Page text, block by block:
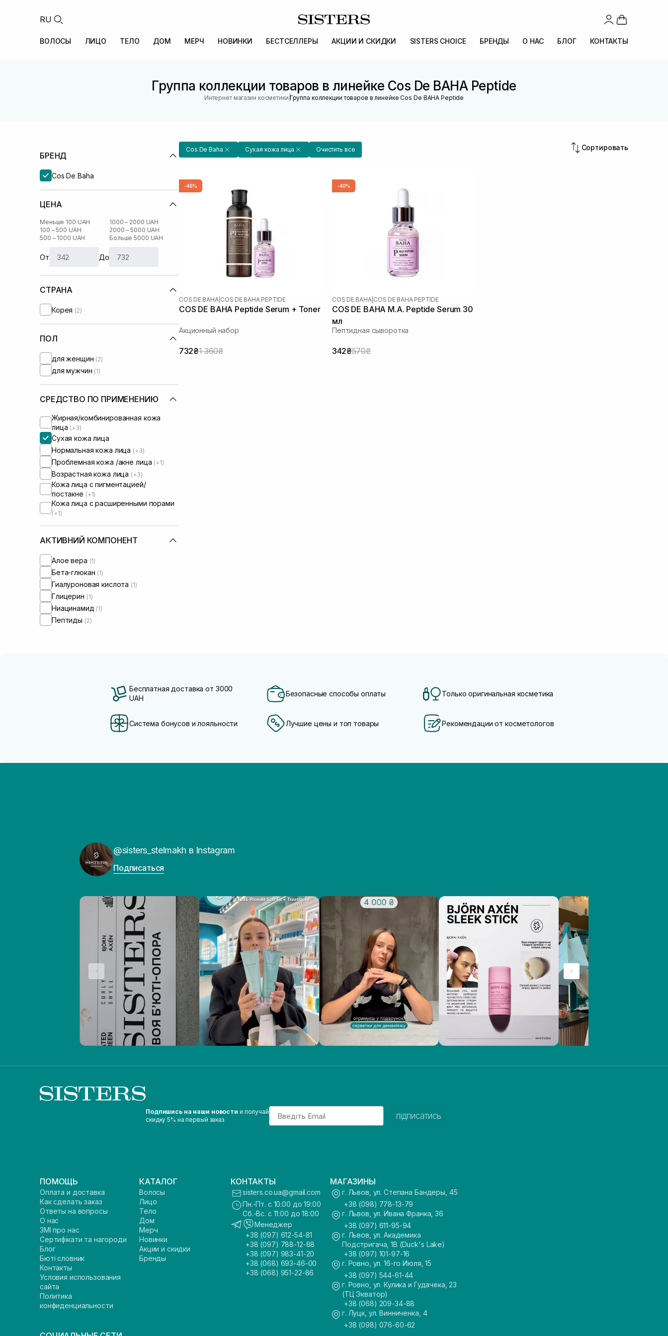
RU
ВОЛОСЫ ЛИЦО ТЕЛО ДОМ МЕРЧ НОВИНКИ БЕСТСЕЛЛЕРЫ АКЦИИ И СКИДКИ SISTERS CHOICE БРЕНДЫ О НАС БЛОГ КОНТАКТЫ
Группа коллекции товаров в линейке Cos De BAHA Peptide
Интернет магазин косметики |Группа коллекции товаров в линейке Cos De BAHA Peptide
БРЕНД
Cos De Baha
ЦЕНА
Меньше 100 UAH
100 – 500 UAH
500 – 1000 UAH
1000 – 2000 UAH
2000 – 5000 UAH
Больше 5000 UAH
От До
СТРАНА
Корея (2)
ПОЛ
для женщин (2)
для мужчин (1)
СРЕДСТВО ПО ПРИМЕНЕНИЮ
Жирная/комбинированная кожа
лица (+3)
Сухая кожа лица
Нормальная кожа лица (+3)
Проблемная кожа /акне лица (+1)
Возрастная кожа лица (+3)
Кожа лица с пигментацией/
постакне (+1)
Кожа лица с расширенными порами
(+1)
АКТИВНИЙ КОМПОНЕНТ
Алое вера (1)
Бета-глюкан (1)
Гиалуроновая кислота (1)
Глицерин (1)
Ниацинамид (1)
Пептиды (2)
Cos De Baha Сухая кожа лица Очистить все Сортировать
-46%
COS DE BAHA COS DE BAHA PEPTIDE
COS DE BAHA Peptide Serum + Toner
Акционный набор
732₴1 360₴
-40%
COS DE BAHA COS DE BAHA PEPTIDE
COS DE BAHA M.A. Peptide Serum 30
мл
Пептидная сыворотка
342₴570₴
Бесплатная доставка от 3000
UAH
Безопасные способы оплаты Только оригинальная косметика
Система бонусов и лояльности Лучшие цены и топ товары Рекомендации от косметологов
@sisters_stelmakh в Instagram
Подписаться
Подпишись на наши новости и получай
скидку 5% на первый заказ
Email
підписатись
ПОМОЩЬ
Оплата и доставка
Как сделать заказ
Ответы на вопросы
О нас
ЗМІ про нас
Сертифікати та нагороди
Блог
Бюті словник
Контакты
Условия использования
сайта
Политика
конфиденциальности
КАТАЛОГ
Волосы
Лицо
Тело
Дом
Мерч
Новинки
Акции и скидки
Бренды
КОНТАКТЫ
sisters.co.ua@gmail.com
Пн.-Пт. с 10:00 до 19:00
Сб.-Вс. с 11:00 до 18:00
Менеджер
+38 (097) 612-54-81
+38 (097) 788-12-88
+38 (097) 983-41-20
+38 (068) 693-46-00
+38 (068) 951-22-86
МАГАЗИНЫ
г. Львов, ул. Степана Бандеры, 45
+38 (098) 778-13-79
г. Львов, ул. Ивана Франка, 36
+38 (097) 611-95-94
г. Львов, ул. Академика
Подстригача, 1В (Duck's Lake)
+38 (097) 101-97-16
г. Ровно, ул. 16-го Июля, 15
+38 (097) 544-61-44
г. Ровно, ул. Кулика и Гудачека, 23
(ТЦ Экватор)
+38 (068) 209-34-88
г. Луцк, ул. Винниченка, 4
+38 (098) 076-60-62